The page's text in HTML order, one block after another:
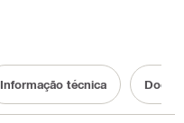
Informação técnica